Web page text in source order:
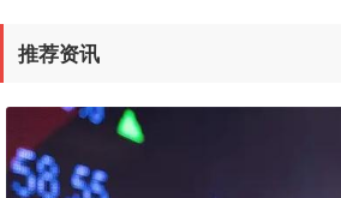
推荐资讯